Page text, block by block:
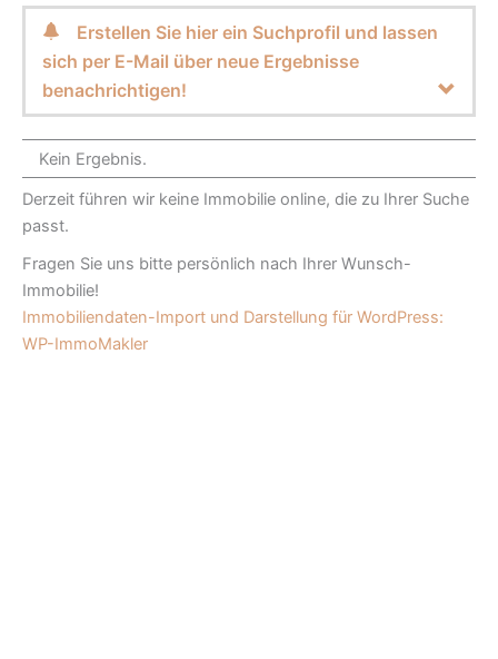
Erstellen Sie hier ein Suchprofil und lassen
sich per E-Mail über neue Ergebnisse
benachrichtigen!
Kein Ergebnis.
Derzeit führen wir keine Immobilie online, die zu Ihrer Suche
passt.
Fragen Sie uns bitte persönlich nach Ihrer Wunsch-
Immobilie!
Immobiliendaten-Import und Darstellung für WordPress:
WP-ImmoMakler